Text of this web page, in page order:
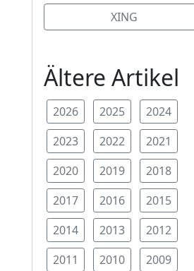
XING
Ältere Artikel
2026 2025
2024
2023
2022
2021
2020
2019
2018
2017
2016
2015
2014
2013
2012
2011
2010 2009